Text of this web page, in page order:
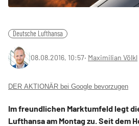
Deutsche Lufthansa
08.08.2016, 10:57‧ Maximilian Völkl
DER AKTIONÄR bei Google bevorzugen
Im freundlichen Marktumfeld legt
Lufthansa am Montag zu. Seit dem